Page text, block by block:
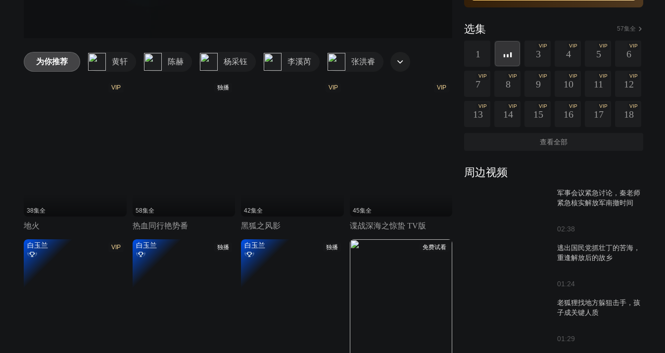
选集 57集全
1
VIP
3
VIP
4
VIP
5
VIP
6
VIP
7
VIP
8
VIP
9
VIP
10
VIP
11
VIP
12
VIP
13
VIP
14
VIP
15
VIP
16
VIP
17
VIP
18
查看全部
周边视频
军事会议紧急讨论，秦老师
紧急核实解放军南撤时间
02:38
逃出国民党抓壮丁的苦海，
重逢解放后的故乡
01:24
老狐狸找地方躲狙击手，孩
子成关键人质
01:29
为你推荐 黄轩 陈赫 杨采钰 李溪芮 张洪睿
VIP
38集全
地火
独播
58集全
热血同行艳势番
VIP
42集全
黑狐之风影
VIP
45集全
谍战深海之惊蛰 TV版
VIP
白玉兰 独播
白玉兰 独播
白玉兰 免费试看